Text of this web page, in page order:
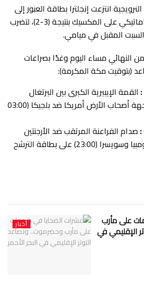
انتزعت إنجلترا بطاقة العبور إلى
ربع النهائي بفوزها الدراماتيكي على المكسيك بنتيجة (3-2)، لتضرب
السبت المقبل في ميامي.
النهائي مساء اليوم وغدًا بصراعات
(بتوقيت مكة المكرمة):
: القمة الإيبيرية الكبرى بين البرتغال
وإسبانيا (22:00)، ومواجهة أصحاب الأرض أمريكا ضد بلجيكا (03:00
:صدام الفراعنة المرتقب ضد الأرجنتين
(19:00)، وموقعة كولومبيا وسويسرا (23:00) على بطاقة الترشح
أخبار على مأرب
الإقليمي في